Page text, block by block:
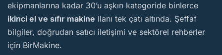
ekipmanlarına kadar 30’u aşkın kategoride binlerce
ikinci el ve sıfır makine ilanı tek çatı altında. Şeffaf
bilgiler, doğrudan satıcı iletişimi ve sektörel rehberler
için BirMakine.